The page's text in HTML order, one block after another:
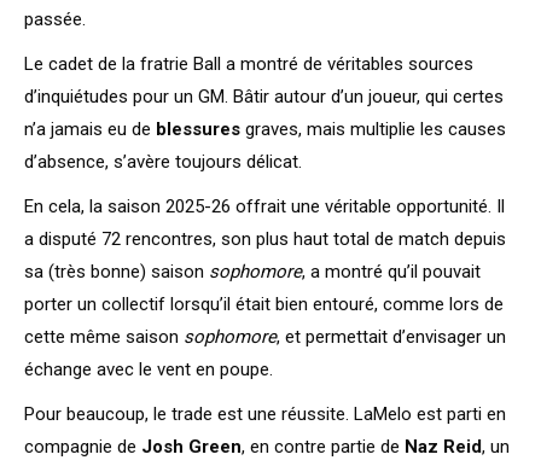
passée.
Le cadet de la fratrie Ball a montré de véritables sources
d’inquiétudes pour un GM. Bâtir autour d’un joueur, qui certes
n’a jamais eu de blessures graves, mais multiplie les causes
d’absence, s’avère toujours délicat.
En cela, la saison 2025-26 offrait une véritable opportunité. Il
a disputé 72 rencontres, son plus haut total de match depuis
sa (très bonne) saison sophomore, a montré qu’il pouvait
porter un collectif lorsqu’il était bien entouré, comme lors de
cette même saison sophomore, et permettait d’envisager un
échange avec le vent en poupe.
Pour beaucoup, le trade est une réussite. LaMelo est parti en
compagnie de Josh Green, en contre partie de Naz Reid, un